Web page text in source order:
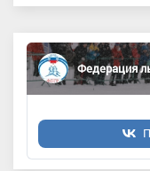
Федерация